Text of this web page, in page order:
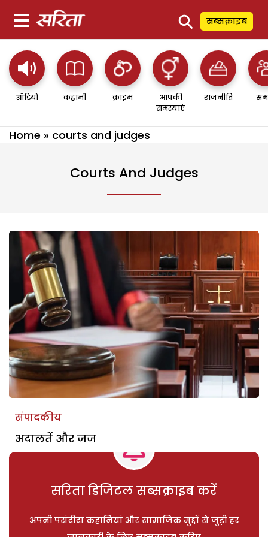
⚲ सब्सक्राइब
ऑडियो कहानी क्राइम
आपकी
समस्याएं
राजनीति
Home » courts and judges
Courts And Judges
संपादकीय
अदालतें और जज
सरिता डिजिटल सब्सक्राइब करें
अपनी पसंदीदा कहानियां और सामाजिक मुद्दों से जुड़ी हर